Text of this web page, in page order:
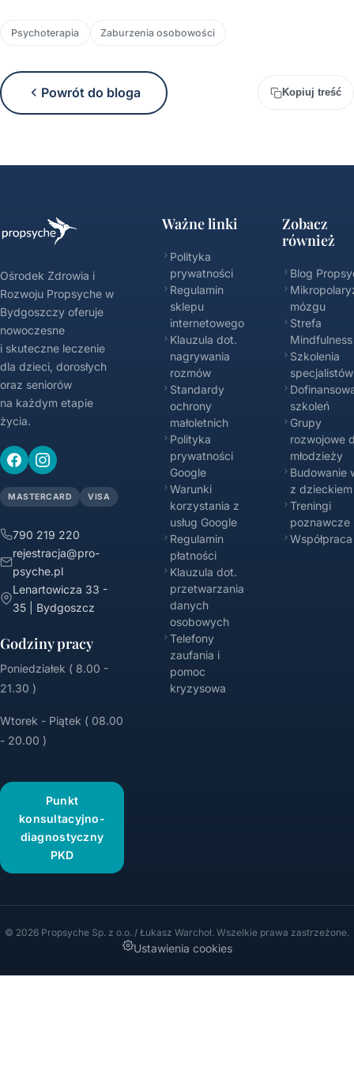
Psychoterapia Zaburzenia osobowości
Powrót do bloga Kopiuj treść
Ośrodek Zdrowia i
Rozwoju Propsyche w
Bydgoszczy oferuje
nowoczesne
i skuteczne leczenie
dla dzieci, dorosłych
oraz seniorów
na każdym etapie
życia.
MASTERCARD VISA
790 219 220
rejestracja@pro-
psyche.pl
Lenartowicza 33 -
35 | Bydgoszcz
Godziny pracy
Poniedziałek ( 8.00 -
21.30 )
Wtorek - Piątek ( 08.00
- 20.00 )
Punkt
konsultacyjno-
diagnostyczny
PKD
Ważne linki
Polityka
prywatności
Regulamin
sklepu
internetowego
Klauzula dot.
nagrywania
rozmów
Standardy
ochrony
małoletnich
Polityka
prywatności
Google
Warunki
korzystania z
usług Google
Regulamin
płatności
Klauzula dot.
przetwarzania
danych
osobowych
Telefony
zaufania i
pomoc
kryzysowa
Zobacz
również
Blog
mózgu
Strefa
Mindfulness
Szkolenia
specjalistów
szkoleń
Grupy
rozwojowe
młodzieży
Budowanie
z dzieckiem
Treningi
poznawcze
Współpraca
© 2026 Propsyche Sp. z o.o. / Łukasz Warchoł. Wszelkie prawa zastrzeżone.
Ustawienia cookies